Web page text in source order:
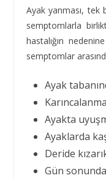
Ayak yanması, tek
semptomlarla
hastalığın
semptomlar
Ayak
Ayakta
Ayaklarda
Deride
Gün